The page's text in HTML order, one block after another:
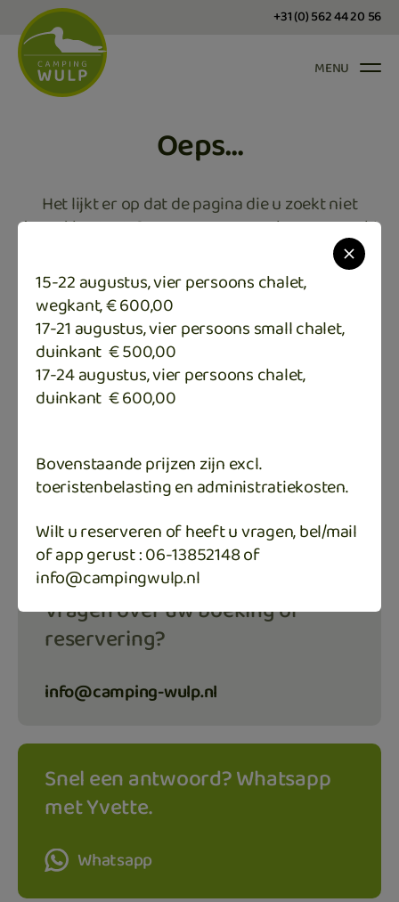
+31 (0) 562 44 20 56
MENU
Oeps…
Het lijkt er op dat de pagina die u zoekt niet
(meer) bestaat. Onze excuses voor het ongemak!
Bekijk alle accomodaties
Neem contact met ons op
Camping Wulp
Hoofdweg 14a
8881 HA West-Terschelling
Vragen over uw boeking of
reservering?
info@camping-wulp.nl
Snel een antwoord? Whatsapp
met Yvette.
Whatsapp
15-22 augustus, vier persoons chalet,
wegkant, € 600,00
17-21 augustus, vier persoons small chalet,
duinkant € 500,00
17-24 augustus, vier persoons chalet,
duinkant € 600,00
Bovenstaande prijzen zijn excl.
toeristenbelasting en administratiekosten.
Wilt u reserveren of heeft u vragen, bel/mail
of app gerust : 06-13852148 of
info@campingwulp.nl